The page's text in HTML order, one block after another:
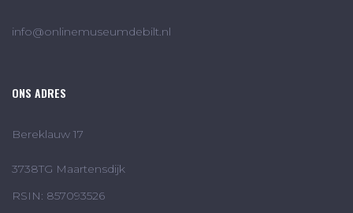
info@onlinemuseumdebilt.nl
ONS ADRES
Bereklauw 17
3738TG Maartensdijk
RSIN: 857093526